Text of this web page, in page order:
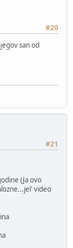
#20
san od
#21
(Ja ovo
video